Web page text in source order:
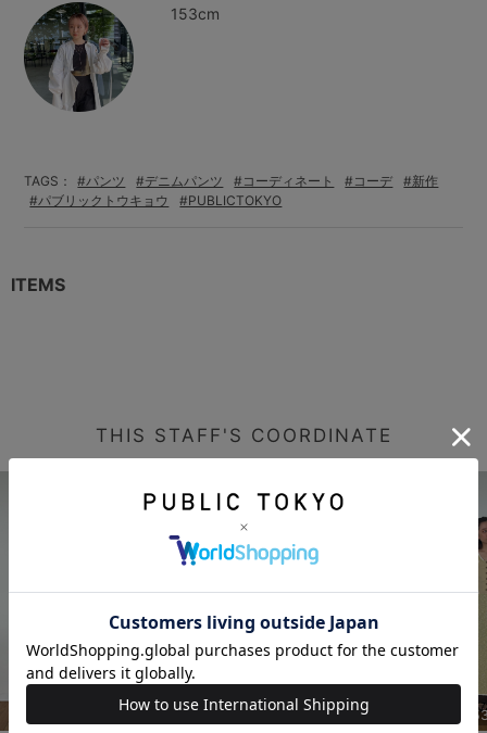
153cm
TAGS： #パンツ #デニムパンツ #コーディネート #コーデ
#新作
#パブリックトウキョウ
#PUBLICTOKYO
ITEMS
THIS STAFF'S COORDINATE
153cm